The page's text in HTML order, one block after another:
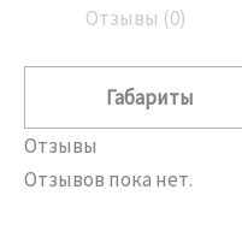
Отзывы (0)
Габариты
Отзывы
Отзывов пока нет.